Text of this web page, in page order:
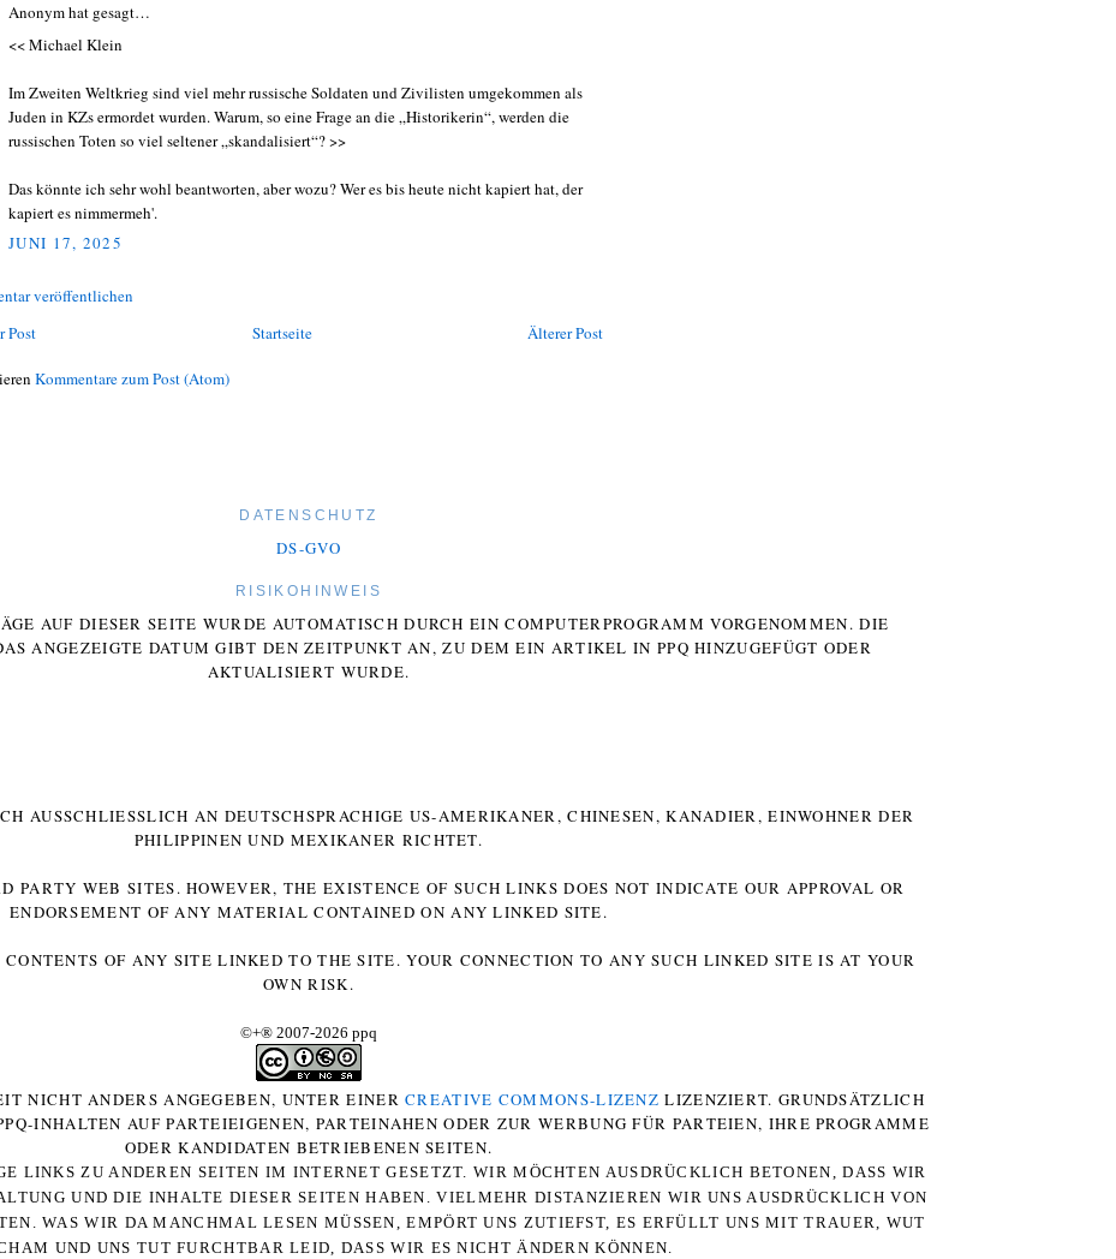
Anonym hat gesagt…
<< Michael Klein
Im Zweiten Weltkrieg sind viel mehr russische Soldaten und Zivilisten umgekommen als
Juden in KZs ermordet wurden. Warum, so eine Frage an die „Historikerin“, werden die
russischen Toten so viel seltener „skandalisiert“? >>
Das könnte ich sehr wohl beantworten, aber wozu? Wer es bis heute nicht kapiert hat, der
kapiert es nimmermeh'.
JUNI 17, 2025
veröffentlichen
Post
Älterer Post
Startseite
Kommentare zum Post (Atom)
DATENSCHUTZ
DS-GVO
RISIKOHINWEIS
AUF DIESER SEITE WURDE AUTOMATISCH DURCH EIN COMPUTERPROGRAMM VORGENOMMEN. DIE
ANGEZEIGTE DATUM GIBT DEN ZEITPUNKT AN, ZU DEM EIN ARTIKEL IN PPQ HINZUGEFÜGT ODER
AKTUALISIERT WURDE.
AUSSCHLIESSLICH AN DEUTSCHSPRACHIGE US-AMERIKANER, CHINESEN, KANADIER, EINWOHNER DER P
HILIPPINEN UND MEXIKANER RICHTET.
PARTY WEB SITES. HOWEVER, THE EXISTENCE OF SUCH LINKS DOES NOT INDICATE OUR APPROVAL OR
ENDORSEMENT OF ANY MATERIAL CONTAINED ON ANY LINKED SITE.
CONTENTS OF ANY SITE LINKED TO THE SITE. YOUR CONNECTION TO ANY SUCH LINKED SITE IS AT YOUR
OWN RISK.
©+® 2007-2026 ppq
NICHT ANDERS ANGEGEBEN, UNTER EINERCREATIVE COMMONS-LIZENZ LIZENZIERT. GRUNDSÄTZLICH
INHALTEN AUF PARTEIEIGENEN, PARTEINAHEN ODER ZUR WERBUNG FÜR PARTEIEN, IHRE PROGRAMME
ODER KANDIDATEN BETRIEBENEN SEITEN.
LINKS ZU ANDEREN SEITEN IM INTERNET GESETZT. WIR MÖCHTEN AUSDRÜCKLICH BETONEN, DASS WIR
UND DIE INHALTE DIESER SEITEN HABEN. VIELMEHR DISTANZIEREN WIR UNS AUSDRÜCKLICH VON
WAS WIR DA MANCHMAL LESEN MÜSSEN, EMPÖRT UNS ZUTIEFST, ES ERFÜLLT UNS MIT TRAUER, WUT
UND UNS TUT FURCHTBAR LEID, DASS WIR ES NICHT ÄNDERN KÖNNEN.